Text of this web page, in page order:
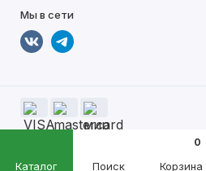
Каталог Поиск Корзина
0
Мы в сети